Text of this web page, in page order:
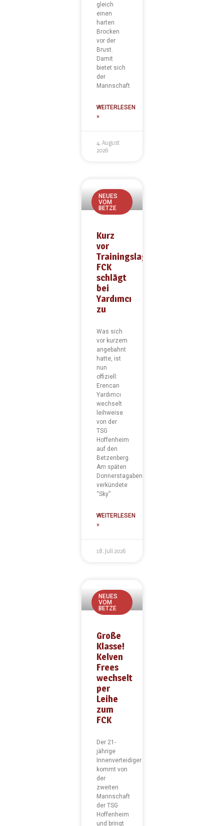
gleich
einen
harten
Brocken
vor der
Brust.
Damit
bietet sich
der
Mannschaft
WEITERLESEN
»
4. August
2026
NEUES
VOM
BETZE
Kurz
vor
Trainingslager:
FCK
schlägt
bei
Yardımcı
zu
Was sich
vor kurzem
angebahnt
hatte, ist
nun
offiziell:
Erencan
Yardımcı
wechselt
leihweise
von der
TSG
Hoffenheim
auf den
Betzenberg.
Am späten
Donnerstagabend
verkündete
“Sky”
WEITERLESEN
»
18. Juli 2026
NEUES
VOM
BETZE
Große
Klasse!
Kelven
Frees
wechselt
per
Leihe
zum
FCK
Der 21-
jährige
Innenverteidiger
kommt von
der
zweiten
Mannschaft
der TSG
Hoffenheim
und bringt